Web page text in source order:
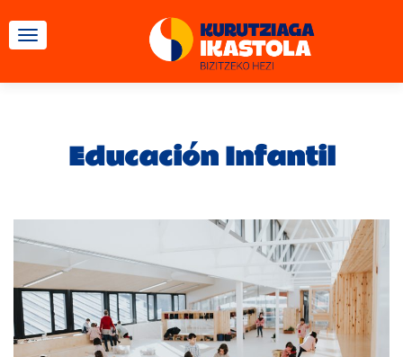
CAMBIAR NAVEGACIÓN
Educación Infantil